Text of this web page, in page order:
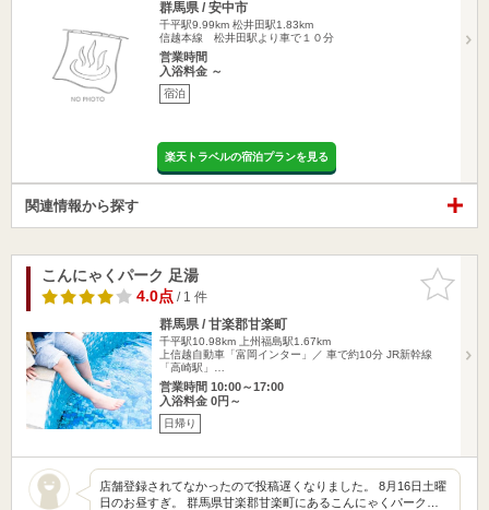
群馬県 / 安中市
千平駅9.99km 松井田駅1.83km
信越本線 松井田駅より車で１０分
営業時間
入浴料金 ～
宿泊
楽天トラベルの宿泊プランを見る
関連情報から探す
お気に入
りに追加
こんにゃくパーク 足湯
4.0点/ 1 件
群馬県 / 甘楽郡甘楽町
千平駅10.98km
上州福島駅1.67km
上信越自動車「富岡インター」／ 車で約10分 JR新幹線
「高崎駅」…
営業時間 10:00～17:00
入浴料金 0円～
日帰り
店舗登録されてなかったので投稿遅くなりました。 8月16日土曜
日のお昼すぎ。 群馬県甘楽郡甘楽町にあるこんにゃくパーク…